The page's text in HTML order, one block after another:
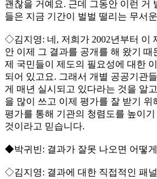
괜찮을 거예요. 근데 그동안 이런 거
들은 지금 기간이 벌벌 떨리는 무서
◇김지영: 네, 저희가 2002년부터 이
안 이제 그 결과를 공개를 해 왔기 때
제 국민들이 제도의 필요성에 대한
되어 있고요. 그래서 개별 공공기관
게 매년 실시되고 있다라는 것을 알
을 많이 쓰고 이제 평가를 잘 받기 위
평가를 통해 기관의 청렴도를 높이
것이라고 믿습니다.
◆박귀빈: 결과가 잘못 나오면 어떻
◇김지영: 결과에 대한 직접적인 패